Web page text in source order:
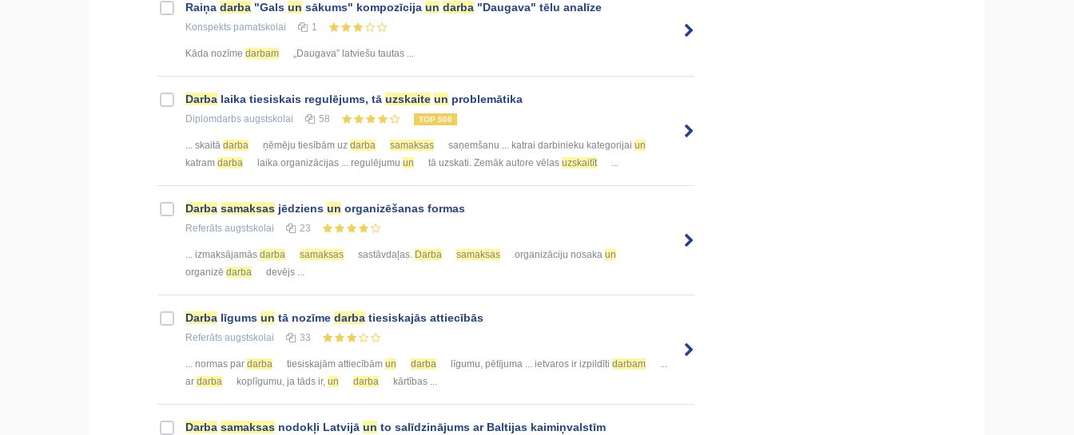
Raiņa darba "Gals un sākums" kompozīcija un darba "Daugava" tēlu analīze
Konspekts pamatskolai 1
Kāda nozīme darbam „Daugava” latviešu tautas ...
Darba laika tiesiskais regulējums, tā uzskaite un problemātika
Diplomdarbs augstskolai 58 TOP 500
... skaitā darba ņēmēju tiesībām uz darba samaksas saņemšanu ... katrai darbinieku kategorijai un
katram darba laika organizācijas ... regulējumu un tā uzskati. Zemāk autore vēlas uzskaitīt ...
Darba samaksas jēdziens un organizēšanas formas
Referāts augstskolai 23
... izmaksājamās darba samaksas sastāvdaļas. Darba samaksas organizāciju nosaka un
organizē darba devējs ...
Darba līgums un tā nozīme darba tiesiskajās attiecībās
Referāts augstskolai 33
... normas par darba tiesiskajām attiecībām un darba līgumu, pētījuma ... ietvaros ir izpildīti darbam
ar darba koplīgumu, ja tāds ir, un darba kārtības ...
Darba samaksas nodokļi Latvijā un to salīdzinājums ar Baltijas kaimiņvalstīm